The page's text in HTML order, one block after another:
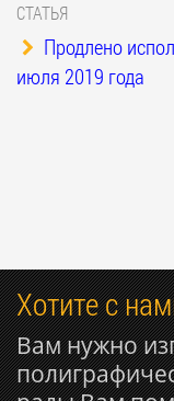
СТАТЬЯ
Продлено
июля 2019 года
Хотите с
Вам нужно